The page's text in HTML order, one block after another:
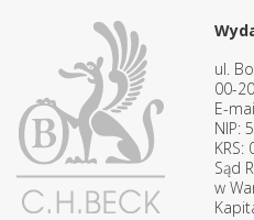
ul.
00-
E-
NIP:
Sąd
w